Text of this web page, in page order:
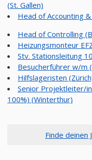
(St. Gallen)
Head of Accounting
Head of Controlling
Heizungsmonteur
Stv. Stationsleitung
Besucherführer w/m
Hilfslageristen
Senior Projektleiter/
100%) (Winterthur)
Finde deinen